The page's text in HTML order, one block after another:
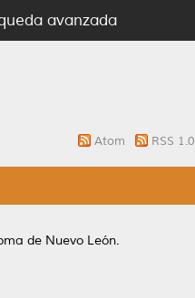
avanzada
Atom RSS 1.0
de Nuevo León.